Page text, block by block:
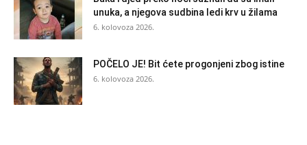
unuka, a njegova sudbina ledi krv u žilama
6. kolovoza 2026.
POČELO JE! Bit ćete progonjeni zbog istine
6. kolovoza 2026.